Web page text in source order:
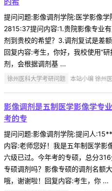
提问问题:影像调剂学院:医学影像
2815:37提问内容:1.贵院影像专业
剂到贵校的希望？3.调剂复试是差
回复内容:考生，你好，我校使用“
剂，会根据调剂基 ...
徐州医科大学考研问题 本站小编 徐州
影像调剂是五制医学影像学专
考的专
提问问题:影像调剂学院:提问人
内容:老师您好！我是五年制医学影
六级已过。今年考的专硕，总分
专硕调剂吗？影像专硕的调剂名额
哦，谢谢啦！回复内容:考生，你 ...